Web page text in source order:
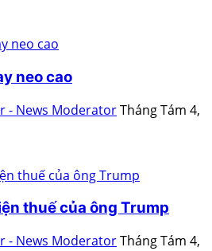
neo cao
- News ModeratorTháng Tám 4,
thuế của ông Trump
- News ModeratorTháng Tám 4,